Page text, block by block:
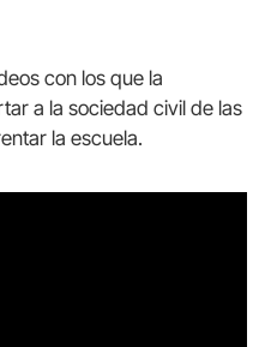
con los que la
a la sociedad civil de las
la escuela.